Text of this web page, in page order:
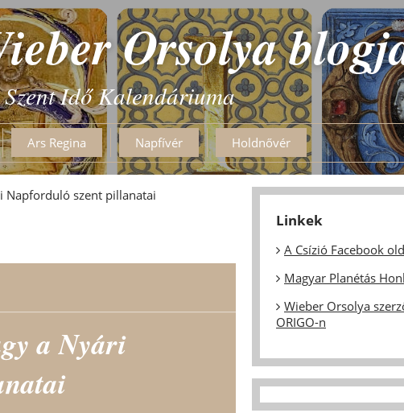
Orsolya
Idő Kalendáriuma
Ars Regina Napfívér Holdnővér
Napforduló szent pillanatai
a Nyári
Linkek
A Csízió Facebook
Magyar Planétás
Wieber Orsolya
ORIGO-n